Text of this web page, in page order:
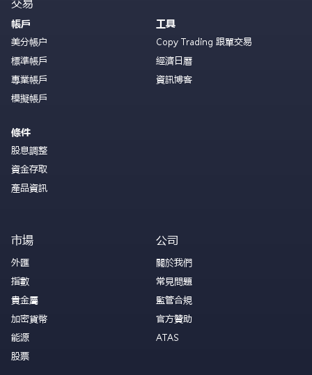
帳戶
美分帳户
標準帳戶
專業帳戶
模擬帳戶
條件
股息調整
資金存取
產品資訊
工具
Copy Trading 跟單交易
經濟日曆
資訊博客
市場
外匯
指數
貴金屬
加密貨幣
能源
股票
公司
關於我們
常見問題
監管合規
官方贊助
ATAS